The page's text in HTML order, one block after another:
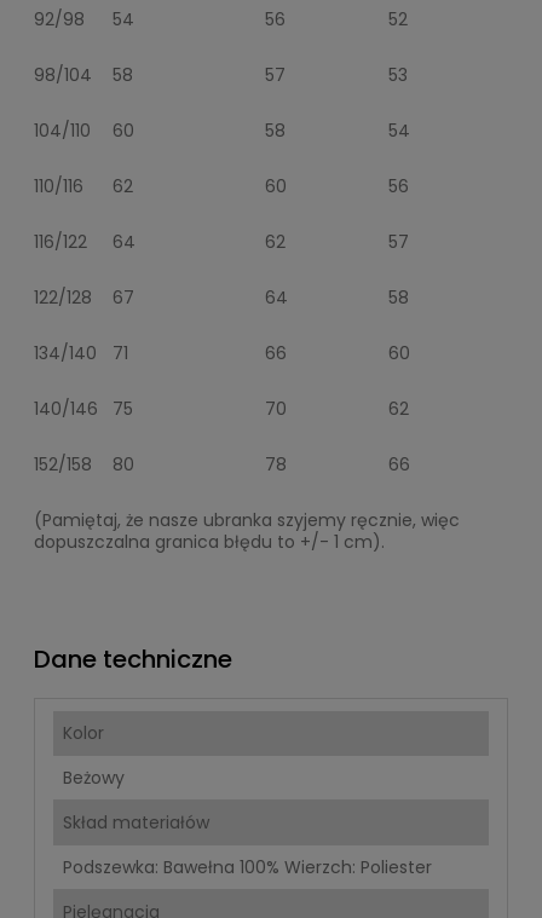
92/98 54 56 52
98/104 58 57 53
104/110 60 58 54
110/116 62 60 56
116/122 64 62 57
122/128 67 64 58
134/140 71 66 60
140/146 75 70 62
152/158 80 78 66
(Pamiętaj, że nasze ubranka szyjemy ręcznie, więc
dopuszczalna granica błędu to +/- 1 cm).
Dane techniczne
Kolor
Beżowy
Skład materiałów
Podszewka: Bawełna 100% Wierzch: Poliester
Pielęgnacja